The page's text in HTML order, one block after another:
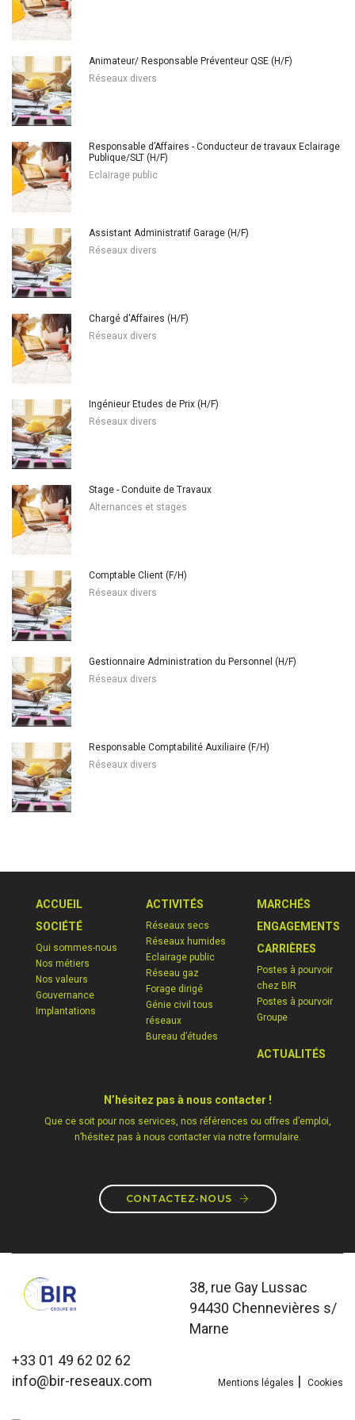
Animateur/ Responsable Préventeur QSE (H/F)
Réseaux divers
Responsable d’Affaires - Conducteur de travaux Eclairage
Publique/SLT (H/F)
Eclairage public
Assistant Administratif Garage (H/F)
Réseaux divers
Chargé d'Affaires (H/F)
Réseaux divers
Ingénieur Etudes de Prix (H/F)
Réseaux divers
Stage - Conduite de Travaux
Alternances et stages
Comptable Client (F/H)
Réseaux divers
Gestionnaire Administration du Personnel (H/F)
Réseaux divers
Responsable Comptabilité Auxiliaire (F/H)
Réseaux divers
ACCUEIL
SOCIÉTÉ
Qui sommes-nous
Nos métiers
Nos valeurs
Gouvernance
Implantations
ACTIVITÉS
Réseaux secs
Réseaux humides
Eclairage public
Réseau gaz
Forage dirigé
Génie civil tous
réseaux
Bureau d’études
MARCHÉS
ENGAGEMENTS
CARRIÈRES
Postes à pourvoir
chez BIR
Postes à pourvoir
Groupe
ACTUALITÉS
N’hésitez pas à nous contacter !
Que ce soit pour nos services, nos références ou offres d’emploi,
n’hésitez pas à nous contacter via notre formulaire.
CONTACTEZ-NOUS
38, rue Gay Lussac
94430 Chennevières s/
Marne
+33 01 49 62 02 62
info@bir-reseaux.com
Mentions légales | Cookies